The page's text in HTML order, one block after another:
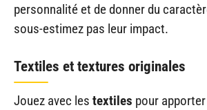
personnalité et de donner du
sous-estimez pas leur impact.
Textiles et textures originales
Jouez avec les textiles pour